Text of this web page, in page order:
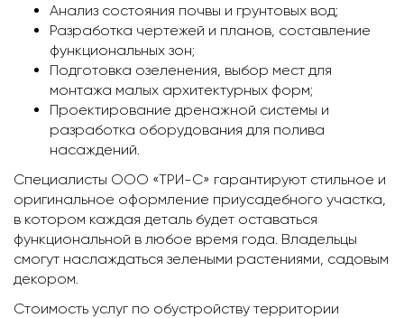
Анализ состояния почвы и грунтовых вод;
Разработка чертежей и планов, составление
функциональных зон;
Подготовка озеленения, выбор мест для
монтажа малых архитектурных форм;
Проектирование дренажной системы и
разработка оборудования для полива
насаждений.
Специалисты ООО «ТРИ-С» гарантируют стильное и
оригинальное оформление приусадебного участка,
в котором каждая деталь будет оставаться
функциональной в любое время года. Владельцы
смогут наслаждаться зелеными растениями, садовым
декором.
Стоимость услуг по обустройству территории